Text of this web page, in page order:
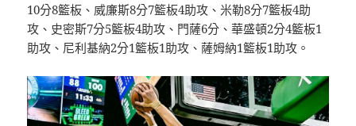
10分8籃板、威廉斯8分7籃板4助攻、米勒8分7籃板4助
攻、史密斯7分5籃板4助攻、門薩6分、華盛頓2分4籃板1
助攻、尼利基納2分1籃板1助攻、薩姆納1籃板1助攻。